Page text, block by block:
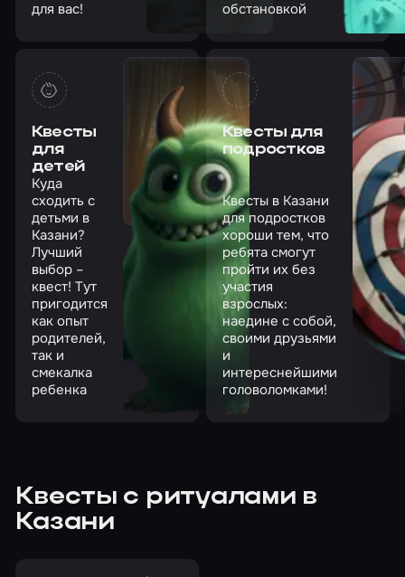
для вас!
обстановкой
Квесты
для
детей
Куда
сходить с
детьми в
Казани?
Лучший
выбор –
квест! Тут
пригодится
как опыт
родителей,
так и
смекалка
ребенка
Квесты для
подростков
Квесты в Казани
для подростков
хороши тем, что
ребята смогут
пройти их без
участия
взрослых:
наедине с собой,
своими друзьями
и
интереснейшими
головоломками!
Квесты с ритуалами в
Казани